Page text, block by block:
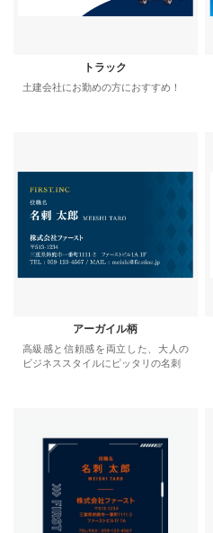
トラック
土建会社にお勤めの方におすすめ！
アーガイル柄
高級感と信頼感を両立した、大人の
ビジネススタイルにピッタリの名刺